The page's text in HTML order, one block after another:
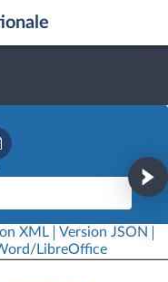
XML
Version JSON
LibreOffice